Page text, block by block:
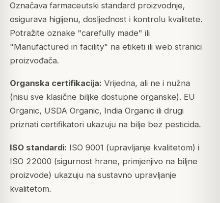
Označava farmaceutski standard proizvodnje,
osigurava higijenu, dosljednost i kontrolu kvalitete.
Potražite oznake "carefully made" ili
"Manufactured in facility" na etiketi ili web stranici
proizvođača.
Organska certifikacija: Vrijedna, ali ne i nužna
(nisu sve klasične biljke dostupne organske). EU
Organic, USDA Organic, India Organic ili drugi
priznati certifikatori ukazuju na bilje bez pesticida.
ISO standardi: ISO 9001 (upravljanje kvalitetom) i
ISO 22000 (sigurnost hrane, primjenjivo na biljne
proizvode) ukazuju na sustavno upravljanje
kvalitetom.